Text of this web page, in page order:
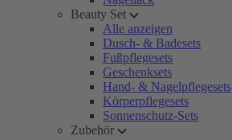
Beauty Set
Alle anzeigen
Dusch- & Badesets
Fußpflegesets
Geschenksets
Hand- & Nagelpflegesets
Körperpflegesets
Sonnenschutz-Sets
Zubehör